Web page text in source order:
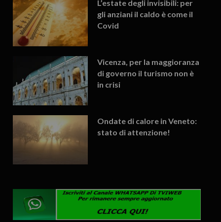
L’estate degli invisibili: per
gli anziani il caldo è come il
Covid
Vicenza, per la maggioranza
di governo il turismo non è
in crisi
Ondate di calore in Veneto:
stato di attenzione!